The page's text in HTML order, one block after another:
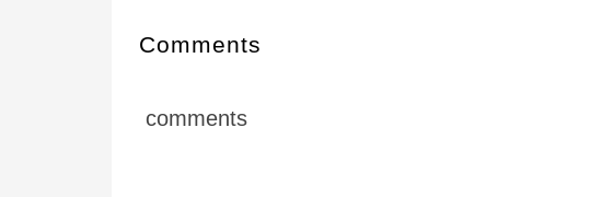
Comments
comments